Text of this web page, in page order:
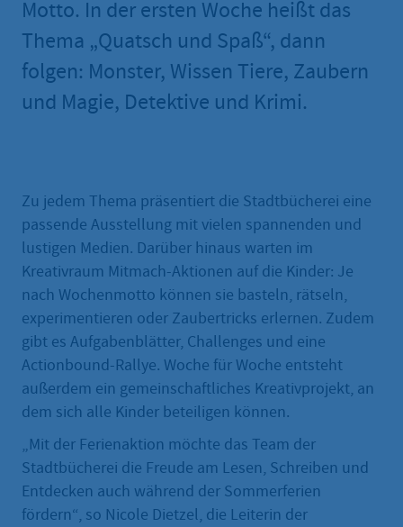
Motto. In der ersten Woche heißt das
Thema „Quatsch und Spaß“, dann
folgen: Monster, Wissen Tiere, Zaubern
und Magie, Detektive und Krimi.
Zu jedem Thema präsentiert die Stadtbücherei eine
passende Ausstellung mit vielen spannenden und
lustigen Medien. Darüber hinaus warten im
Kreativraum Mitmach-Aktionen auf die Kinder: Je
nach Wochenmotto können sie basteln, rätseln,
experimentieren oder Zaubertricks erlernen. Zudem
gibt es Aufgabenblätter, Challenges und eine
Actionbound-Rallye. Woche für Woche entsteht
außerdem ein gemeinschaftliches Kreativprojekt, an
dem sich alle Kinder beteiligen können.
„Mit der Ferienaktion möchte das Team der
Stadtbücherei die Freude am Lesen, Schreiben und
Entdecken auch während der Sommerferien
fördern“, so Nicole Dietzel, die Leiterin der